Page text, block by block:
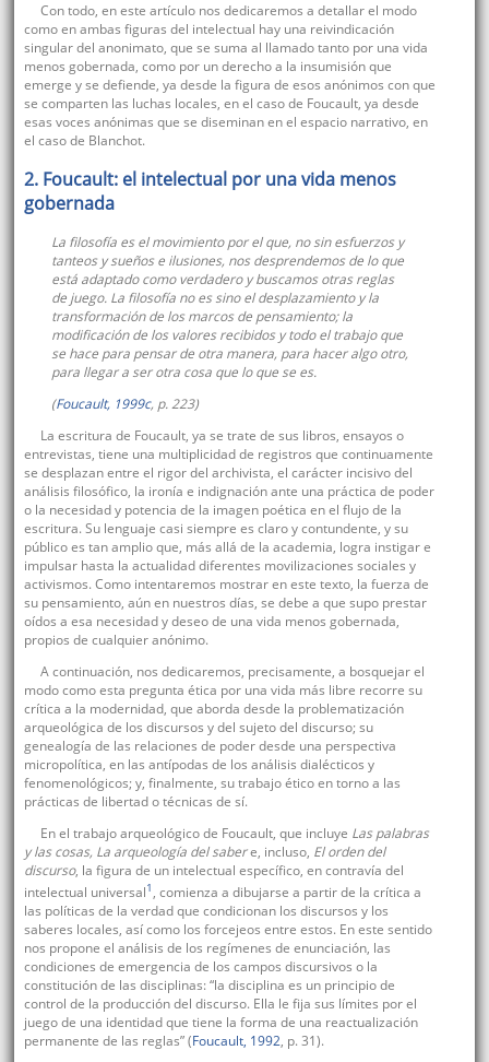
Con todo, en este artículo nos dedicaremos a detallar el modo
como en ambas figuras del intelectual hay una reivindicación
singular del anonimato, que se suma al llamado tanto por una vida
menos gobernada, como por un derecho a la insumisión que
emerge y se defiende, ya desde la figura de esos anónimos con que
se comparten las luchas locales, en el caso de Foucault, ya desde
esas voces anónimas que se diseminan en el espacio narrativo, en
el caso de Blanchot.
2. Foucault: el intelectual por una vida menos
gobernada
La filosofía es el movimiento por el que, no sin esfuerzos y
tanteos y sueños e ilusiones, nos desprendemos de lo que
está adaptado como verdadero y buscamos otras reglas
de juego. La filosofía no es sino el desplazamiento y la
transformación de los marcos de pensamiento; la
modificación de los valores recibidos y todo el trabajo que
se hace para pensar de otra manera, para hacer algo otro,
para llegar a ser otra cosa que lo que se es.
(Foucault, 1999c, p. 223)
La escritura de Foucault, ya se trate de sus libros, ensayos o
entrevistas, tiene una multiplicidad de registros que continuamente
se desplazan entre el rigor del archivista, el carácter incisivo del
análisis filosófico, la ironía e indignación ante una práctica de poder
o la necesidad y potencia de la imagen poética en el flujo de la
escritura. Su lenguaje casi siempre es claro y contundente, y su
público es tan amplio que, más allá de la academia, logra instigar e
impulsar hasta la actualidad diferentes movilizaciones sociales y
activismos. Como intentaremos mostrar en este texto, la fuerza de
su pensamiento, aún en nuestros días, se debe a que supo prestar
oídos a esa necesidad y deseo de una vida menos gobernada,
propios de cualquier anónimo.
A continuación, nos dedicaremos, precisamente, a bosquejar el
modo como esta pregunta ética por una vida más libre recorre su
crítica a la modernidad, que aborda desde la problematización
arqueológica de los discursos y del sujeto del discurso; su
genealogía de las relaciones de poder desde una perspectiva
micropolítica, en las antípodas de los análisis dialécticos y
fenomenológicos; y, finalmente, su trabajo ético en torno a las
prácticas de libertad o técnicas de sí.
En el trabajo arqueológico de Foucault, que incluye Las palabras
y las cosas, La arqueología del sabere, incluso, El orden del
discurso, la figura de un intelectual específico, en contravía del
intelectual universal1 , comienza a dibujarse a partir de la crítica a
las políticas de la verdad que condicionan los discursos y los
saberes locales, así como los forcejeos entre estos. En este sentido
nos propone el análisis de los regímenes de enunciación, las
condiciones de emergencia de los campos discursivos o la
constitución de las disciplinas: “la disciplina es un principio de
control de la producción del discurso. Ella le fija sus límites por el
juego de una identidad que tiene la forma de una reactualización
permanente de las reglas” (Foucault, 1992, p. 31).